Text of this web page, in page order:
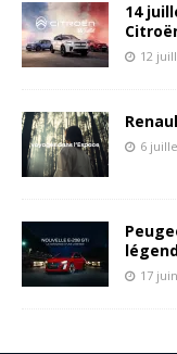
14
12
6
17